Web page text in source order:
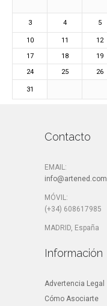
3 4 5
10 11 12
17
18 19
24
25 26
31
Contacto
EMAIL:
info@artened.com
MÓVIL:
(+34) 608617985
MADRID, España
Información
Advertencia Legal
Cómo Asociarte